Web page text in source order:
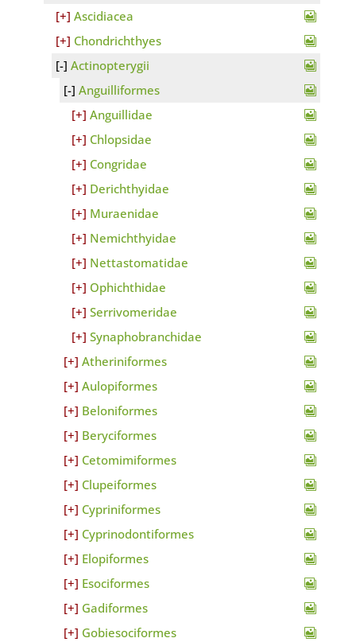
Ascidiacea
Chondrichthyes
Actinopterygii
Anguilliformes
Anguillidae
Chlopsidae
Congridae
Derichthyidae
Muraenidae
Nemichthyidae
Nettastomatidae
Ophichthidae
Serrivomeridae
Synaphobranchidae
Atheriniformes
Aulopiformes
Beloniformes
Beryciformes
Cetomimiformes
Clupeiformes
Cypriniformes
Cyprinodontiformes
Elopiformes
Esociformes
Gadiformes
Gobiesociformes